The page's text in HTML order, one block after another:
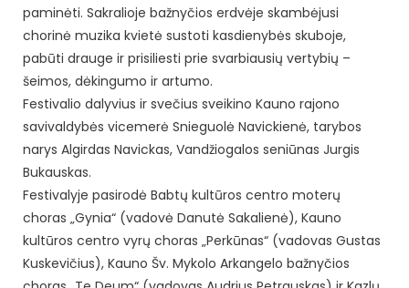
paminėti. Sakralioje bažnyčios erdvėje skambėjusi
chorinė muzika kvietė sustoti kasdienybės skuboje,
pabūti drauge ir prisiliesti prie svarbiausių vertybių –
šeimos, dėkingumo ir artumo.
Festivalio dalyvius ir svečius sveikino Kauno rajono
savivaldybės vicemerė Snieguolė Navickienė, tarybos
narys Algirdas Navickas, Vandžiogalos seniūnas Jurgis
Bukauskas.
Festivalyje pasirodė Babtų kultūros centro moterų
choras „Gynia“ (vadovė Danutė Sakalienė), Kauno
kultūros centro vyrų choras „Perkūnas“ (vadovas Gustas
Kuskevičius), Kauno Šv. Mykolo Arkangelo bažnyčios